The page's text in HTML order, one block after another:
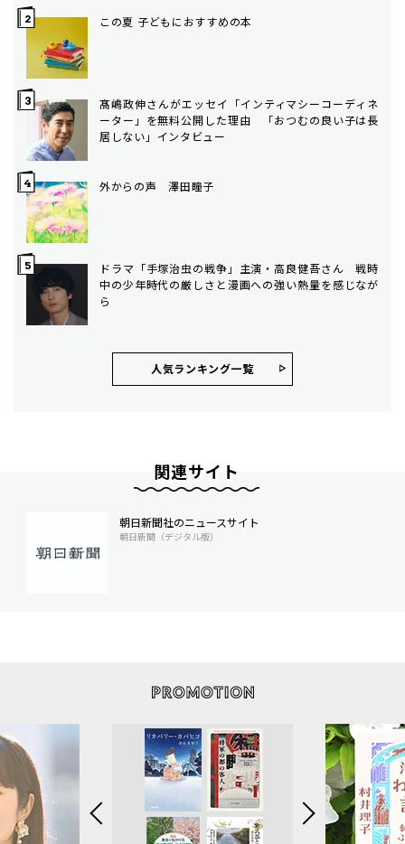
この夏 子どもにおすすめの本
髙嶋政伸さんがエッセイ「インティマシーコーディネ
ーター」を無料公開した理由 「おつむの良い子は長
居しない」インタビュー
外からの声 澤田瞳子
ドラマ「手塚治虫の戦争」主演・高良健吾さん 戦時
中の少年時代の厳しさと漫画への強い熱量を感じなが
ら
人気ランキング⼀覧
関連サイト
朝日新聞社のニュースサイト
朝日新聞（デジタル版）